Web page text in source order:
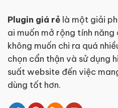
Plugin giá rẻ là một giải
ai muốn mở rộng tính
không muốn chi ra quá
chọn cẩn thận và sử dụng
suất website đến việc
dùng tốt hơn.